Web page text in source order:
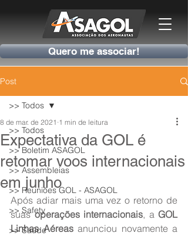
Quero me associar!
Post
>> Todos
>> Boletim ASAGOL
>> Assembleias
>> Reuniões GOL - ASAGOL
>> Safety
>> Saúde
>> Todos
Expectativa da GOL é
retomar voos internacionais
em junho
8 de mar. de 2021 1 min de leitura
Após adiar mais uma vez o retorno de
suas operações internacionais, a GOL
Linhas Aéreas anunciou novamente a